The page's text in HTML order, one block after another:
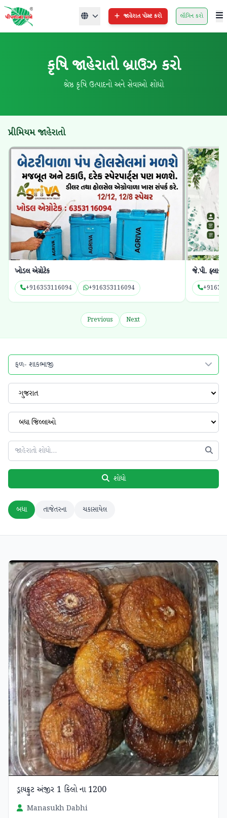
જાહેરાત પોસ્ટ કરો લૉગિન કરો
કૃષિ જાહેરાતો બ્રાઉઝ કરો
શ્રેષ્ઠ કૃષિ ઉત્પાદનો અને સેવાઓ શોધો
પ્રીમિયમ જાહેરાતો
જે.પી. ફ્લાવર્સ નર્સરી
+916351860164 +916351860164
ખોડિયાર
Previous Next
ફળ- શાકભાજી
ગુજરાત
બધા જિલ્લાઓ
શોધો
બધા તાજેતરના ચકાસાયેલ
ડ્રાયફ્રુટ અંજીર 1 કિલો ના 1200
Manasukh Dabhi